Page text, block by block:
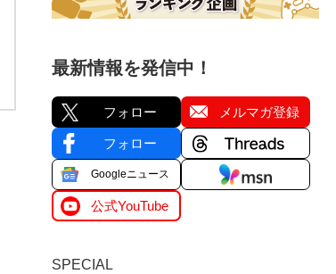
最新情報を発信中！
フォロー メルマガ登録
フォロー
Googleニュース
公式YouTube
SPECIAL